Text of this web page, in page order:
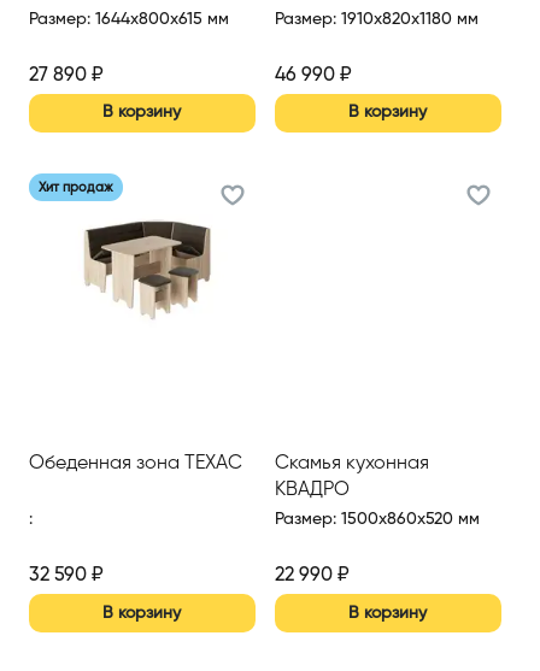
Размер: 1644x800x615 мм
27 890 ₽
В корзину
Размер: 1910x820x1180 мм
46 990₽
В корзину
Хит продаж
Обеденная зона ТЕХАС
:
32 590 ₽
В корзину
Скамья кухонная
КВАДРО
Размер: 1500x860x520 мм
22 990₽
В корзину